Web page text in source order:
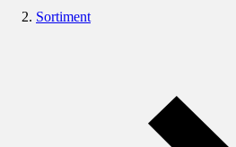
Sortiment